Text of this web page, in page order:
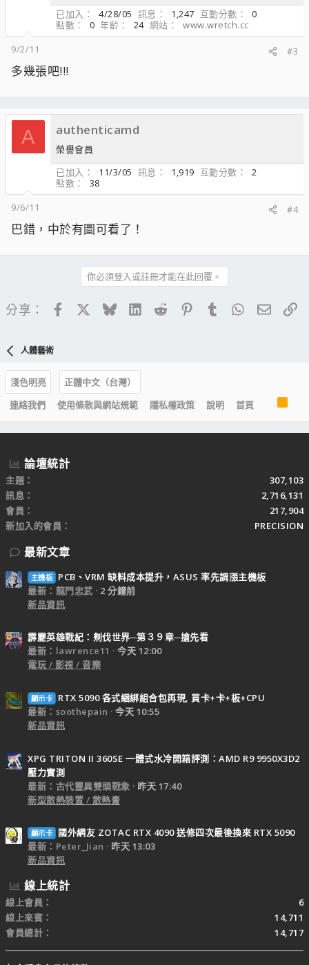
已加入
4/28/05 訊息 1,247 互動分數
0
點數
0 年齡 24 網站
www.wretch.cc
9/2/11
#3
多幾張吧!!!
A authenticamd
榮譽會員
已加入
11/3/05 訊息 1,919 互動分數
2
點數
38
9/6/11
#4
巴錯，中於有圖可看了！
你必須登入或註冊才能在此回覆。
分享： FacebookBlueskyLinkedIn
Reddit PinterestTumblrWhatsApp
電子
人體藝術
淺色明亮
正體中文（台灣）
連絡我們
使用條款與網站規範 隱私權政策 說明 首頁
S
論壇統計
主題
307,103
訊息
2,716,131
會員
217,904
新加入的會員
PRECISION
最新文章
主機板
PCB、VRM 缺料成本提升，ASUS 率先調漲主機板
最新：龍門忠武
2 分鐘前
新品資訊
霹靂英雄戰紀：刜伐世界─第３９章─搶先看
最新：lawrence11
今天 12:00
電玩 / 影視 / 音樂
顯示卡
RTX 5090 各式綑綁組合包再現, 買卡+卡+板+CPU
最新：soothepain
今天 10:55
新品資訊
XPG TRITON II 360SE 一體式水冷開箱評測：AMD R9 9950X3D2
壓力實測
最新：古代靈異雙頭戰象
昨天 17:40
新型散熱裝置 / 散熱膏
顯示卡
國外網友 ZOTAC RTX 4090 送修四次最後換來 RTX 5090
最新：Peter_Jian
昨天 13:03
新品資訊
線上統計
線上會員
6
線上來賓
14,711
會員總計
14,717